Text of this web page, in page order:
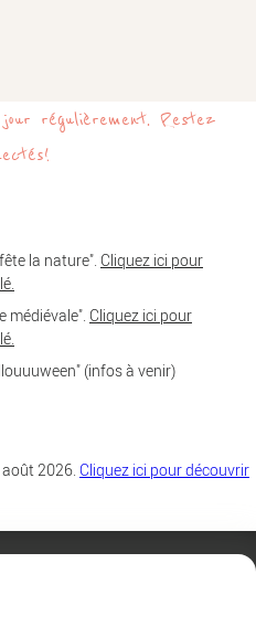
régulièrement. Restez
!
la nature". Cliquez ici pour
médiévale". Cliquez ici pour
(infos à venir)
2026. Cliquez ici pour découvrir